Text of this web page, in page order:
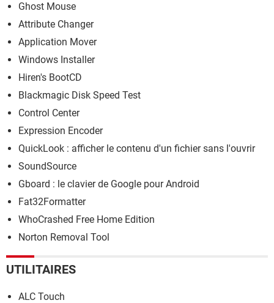
Ghost Mouse
Attribute Changer
Application Mover
Windows Installer
Hiren's BootCD
Blackmagic Disk Speed Test
Control Center
Expression Encoder
QuickLook : afficher le contenu d'un fichier sans l'ouvrir
SoundSource
Gboard : le clavier de Google pour Android
Fat32Formatter
WhoCrashed Free Home Edition
Norton Removal Tool
UTILITAIRES
ALC Touch